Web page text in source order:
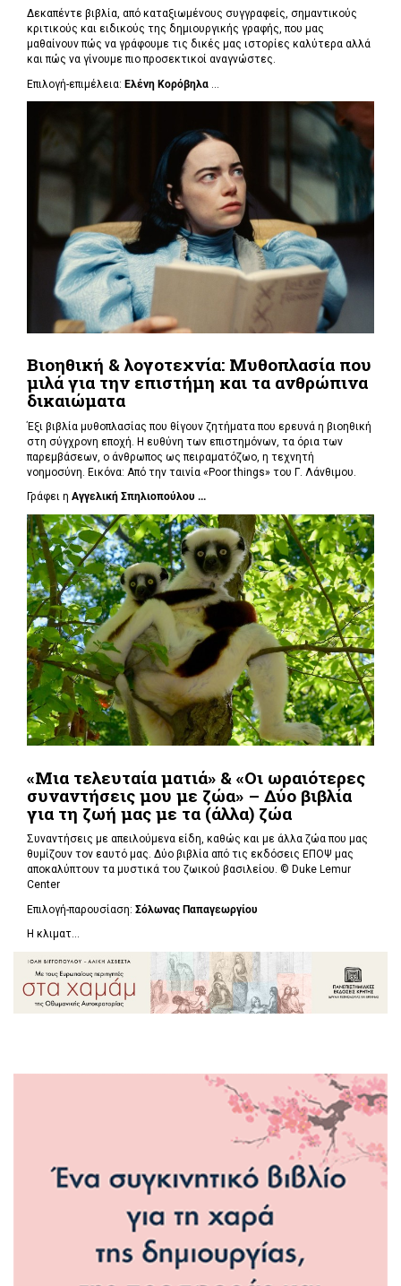
Δεκαπέντε βιβλία, από καταξιωμένους συγγραφείς, σημαντικούς
κριτικούς και ειδικούς της δημιουργικής γραφής, που μας
μαθαίνουν πώς να γράφουμε τις δικές μας ιστορίες καλύτερα αλλά
και πώς να γίνουμε πιο προσεκτικοί αναγνώστες.
Επιλογή-επιμέλεια: Ελένη Κορόβηλα ...
Βιοηθική & λογοτεχνία: Μυθοπλασία που
μιλά για την επιστήμη και τα ανθρώπινα
δικαιώματα
Έξι βιβλία μυθοπλασίας που θίγουν ζητήματα που ερευνά η βιοηθική
στη σύγχρονη εποχή. Η ευθύνη των επιστημόνων, τα όρια των
παρεμβάσεων, ο άνθρωπος ως πειραματόζωο, η τεχνητή
νοημοσύνη. Εικόνα: Από την ταινία «Poor things» του Γ. Λάνθιμου.
Γράφει η Αγγελική Σπηλιοπούλου ...
«Μια τελευταία ματιά» & «Οι ωραιότερες
συναντήσεις μου με ζώα» – Δύο βιβλία
για τη ζωή μας με τα (άλλα) ζώα
Συναντήσεις με απειλούμενα είδη, καθώς και με άλλα ζώα που μας
θυμίζουν τον εαυτό μας. Δύο βιβλία από τις εκδόσεις ΕΠΟΨ μας
αποκαλύπτουν τα μυστικά του ζωικού βασιλείου. © Duke Lemur
Center
Επιλογή-παρουσίαση: Σόλωνας Παπαγεωργίου
Η κλιματ...